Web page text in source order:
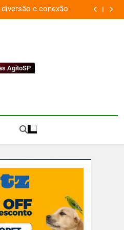
e conexão
AgitoSP